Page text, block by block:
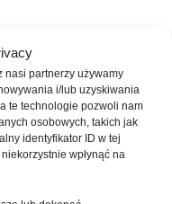
nasi partnerzy używamy
i/lub uzyskiwania
te technologie pozwoli nam
osobowych, takich jak
identyfikator ID w tej
wpłynąć na
fioletowa baza
z perłowym połyskiem